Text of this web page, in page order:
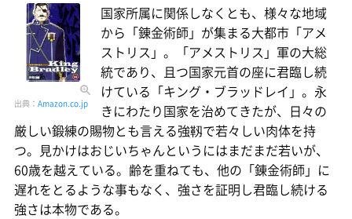
出典： Amazon.co.jp
国家所属に関係しなくとも、様々な地域
から「錬金術師」が集まる大都市「アメ
ストリス」。「アメストリス」軍の大総
統であり、且つ国家元首の座に君臨し続
けている「キング・ブラッドレイ」。永
きにわたり国家を治めてきたが、日々の
厳しい鍛練の賜物とも言える強靱で若々しい肉体を持
つ。見かけはおじいちゃんというにはまだまだ若いが、
60歳を越えている。齢を重ねても、他の「錬金術師」に
遅れをとるような事もなく、強さを証明し君臨し続ける
強さは本物である。